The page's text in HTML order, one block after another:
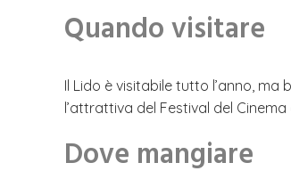
Quando visitare
Il Lido è visitabile tutto l’anno,
l’attrattiva del Festival del Cinema
Dove mangiare